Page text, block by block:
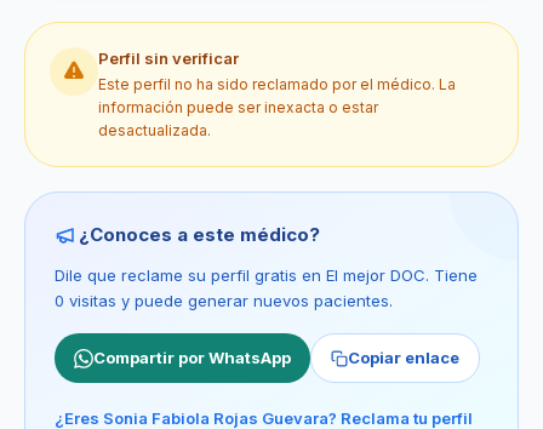
Perfil sin verificar
Este perfil no ha sido reclamado por el médico. La
información puede ser inexacta o estar
desactualizada.
¿Conoces a este médico?
Dile que reclame su perfil gratis en El mejor DOC. Tiene
0 visitas y puede generar nuevos pacientes.
Compartir por WhatsApp Copiar enlace
¿Eres Sonia Fabiola Rojas Guevara? Reclama tu perfil